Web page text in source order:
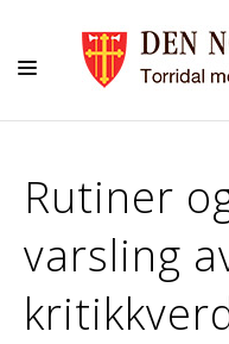
BARN
TROSOPPLÆRING
Rutiner
varsling